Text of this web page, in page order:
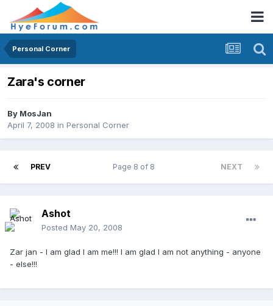
Personal Corner
Zara's corner
By MosJan
April 7, 2008 in Personal Corner
PREV NEXT
Page 8 of 8
Ashot
Posted May 20, 2008
Zar jan - I am glad I am me!!! I am glad I am not anything - anyone
- else!!!